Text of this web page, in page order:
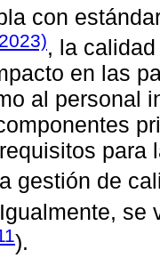
con
, la
en las
al personal
para
gestión de
se
).